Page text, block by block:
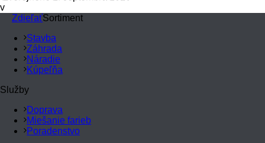
v
ZdieľaťSortiment
Stavba
Záhrada
Náradie
Kúpeľňa
Služby
Doprava
Miešanie farieb
Poradenstvo